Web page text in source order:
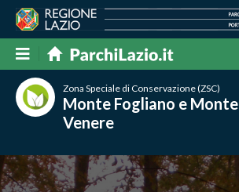
Zona Speciale di Conservazione (ZSC)
Monte Fogliano e Monte
Venere